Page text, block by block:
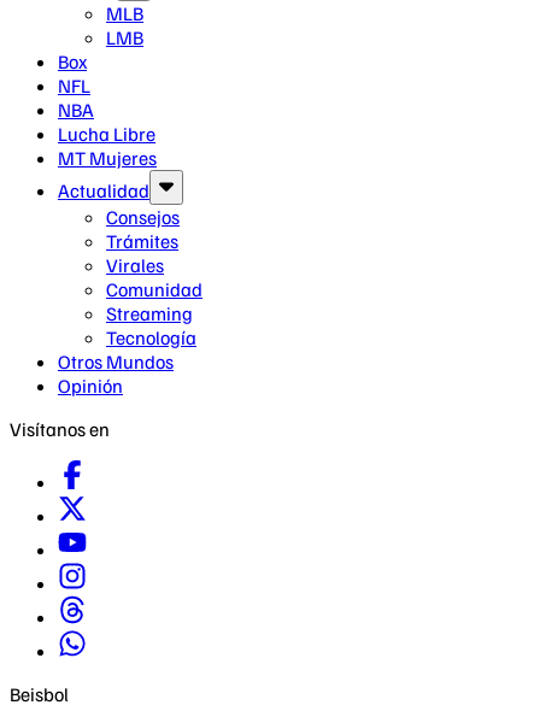
MLB
LMB
Box
NFL
NBA
Lucha Libre
MT Mujeres
Actualidad
Consejos
Trámites
Virales
Comunidad
Streaming
Tecnología
Otros Mundos
Opinión
Visítanos en
Beisbol